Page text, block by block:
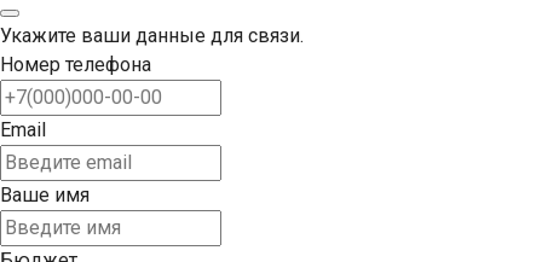
Укажите ваши данные для связи.
Номер телефона
Email
Ваше имя